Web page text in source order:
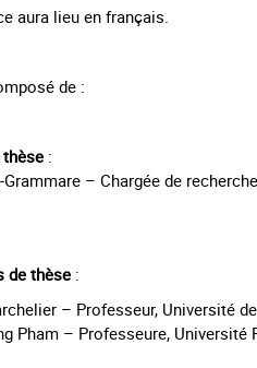
aura lieu en français.
de :
:
– Chargée de
de thèse :
– Professeur, Université
Pham – Professeure, Université